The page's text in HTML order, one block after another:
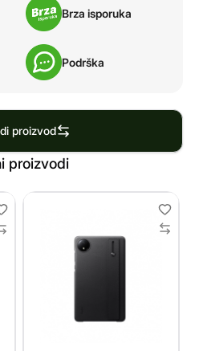
Brza isporuka
Podrška
proizvod
proizvodi